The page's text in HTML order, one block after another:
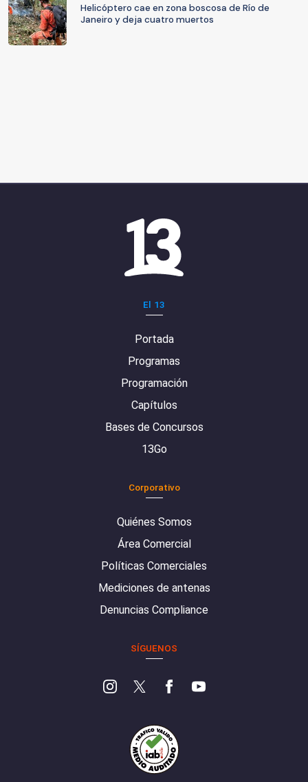
Helicóptero cae en zona boscosa de Río de
Janeiro y deja cuatro muertos
El 13
Portada
Programas
Programación
Capítulos
Bases de Concursos
13Go
Corporativo
Quiénes Somos
Área Comercial
Políticas Comerciales
Mediciones de antenas
Denuncias Compliance
SÍGUENOS